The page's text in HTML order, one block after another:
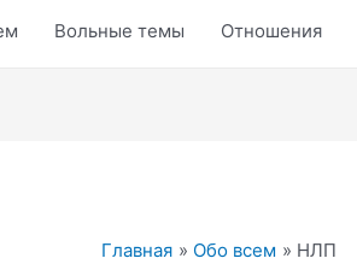
Вольные темы Отношения
Главная Обо всем НЛП